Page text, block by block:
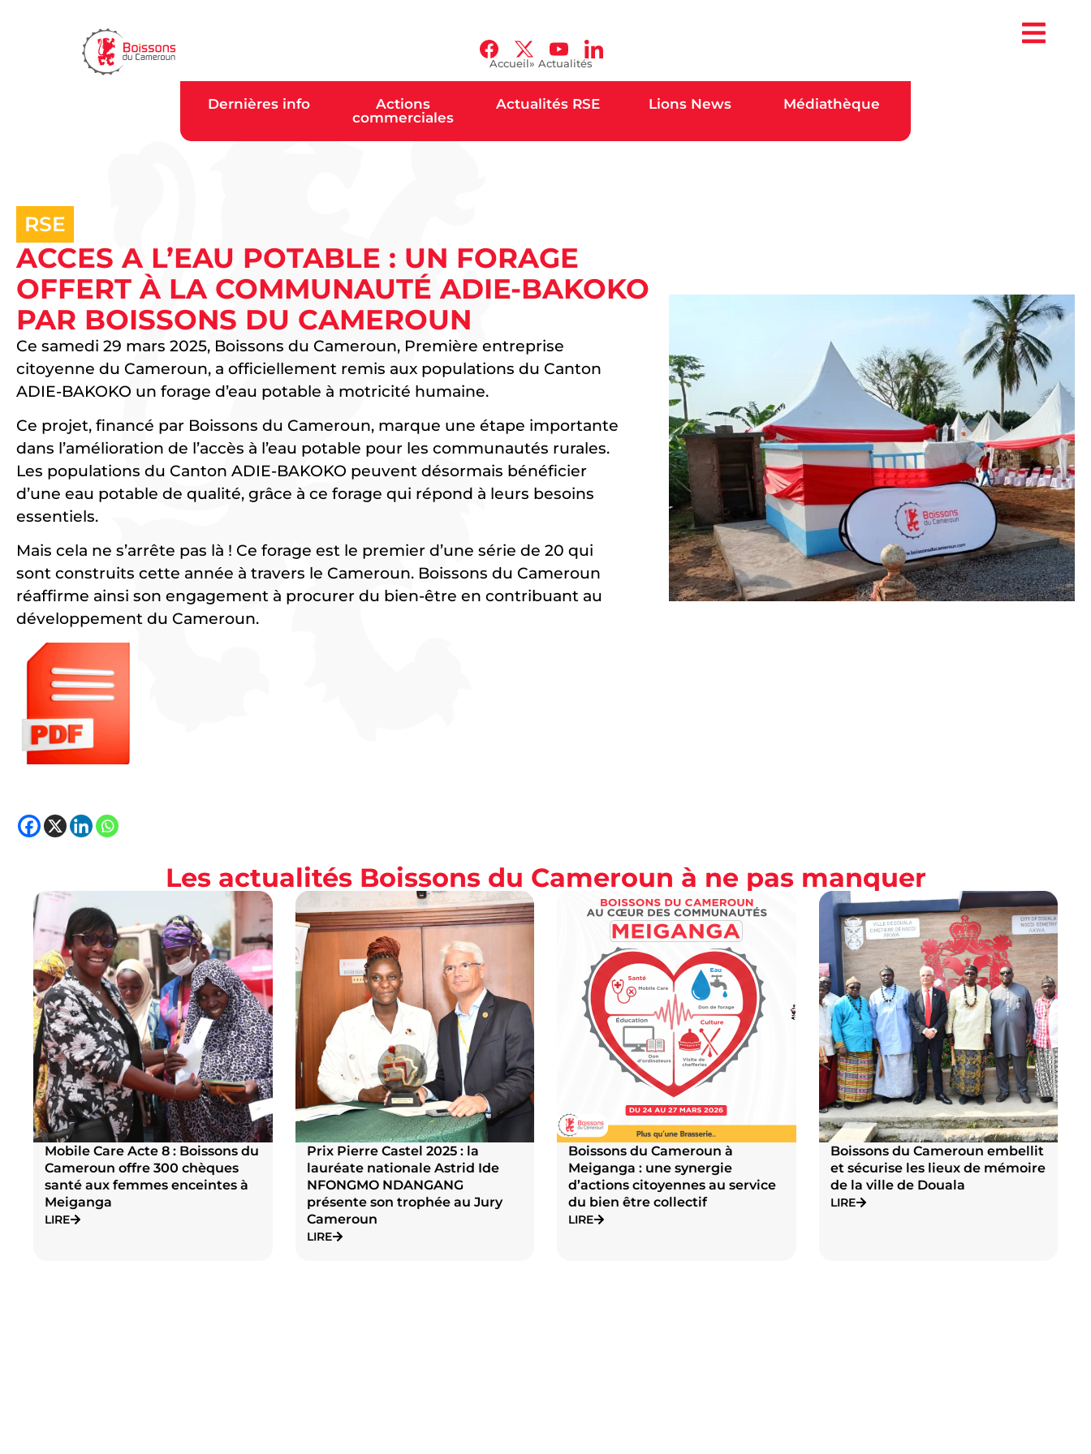
Accueil» Actualités
Dernières info
Actions
commerciales
Actualités RSE Lions News Médiathèque
RSE
ACCES A L’EAU POTABLE : UN FORAGE
OFFERT À LA COMMUNAUTÉ ADIE-BAKOKO
PAR BOISSONS DU CAMEROUN
Ce samedi 29 mars 2025, Boissons du Cameroun, Première entreprise
citoyenne du Cameroun, a officiellement remis aux populations du Canton
ADIE-BAKOKO un forage d’eau potable à motricité humaine.
Ce projet, financé par Boissons du Cameroun, marque une étape importante
dans l’amélioration de l’accès à l’eau potable pour les communautés rurales.
Les populations du Canton ADIE-BAKOKO peuvent désormais bénéficier
d’une eau potable de qualité, grâce à ce forage qui répond à leurs besoins
essentiels.
Mais cela ne s’arrête pas là ! Ce forage est le premier d’une série de 20 qui
sont construits cette année à travers le Cameroun. Boissons du Cameroun
réaffirme ainsi son engagement à procurer du bien-être en contribuant au
développement du Cameroun.
Les actualités Boissons du Cameroun à ne pas manquer
Mobile Care Acte 8 : Boissons du
Cameroun offre 300 chèques
santé aux femmes enceintes à
Meiganga
LIRE
Prix Pierre Castel 2025 : la
lauréate nationale Astrid Ide
NFONGMO NDANGANG
présente son trophée au Jury
Cameroun
LIRE
Boissons du Cameroun à
Meiganga : une synergie
d’actions citoyennes au service
du bien être collectif
LIRE
Boissons du Cameroun embellit
et sécurise les lieux de mémoire
de la ville de Douala
LIRE